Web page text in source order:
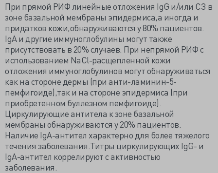
При прямой РИФ линейные отложения IgG и/или СЗ в
зоне базальной мембраны эпидермиса,а иногда и
придатков кожи,обнаруживаются у 80% пациентов.
IgA и другие иммуноглобулины могут также
присутствовать в 20% случаев. При непрямой РИФ с
использованием NaCl-расщепленной кожи
отложения иммуноглобулинов могут обнаруживаться
как на стороне дермы (при анти-ламинин-5-
пемфигоиде),так и на стороне эпидермиса (при
приобретенном буллезном пемфигоиде).
Циркулирующие антитела к зоне базальной
мембраны обнаруживаются у 20% пациентов.
Наличие IgA-антител характерно для более тяжелого
течения заболевания.Титры циркулирующих IgG- и
IgA-антител коррелируют с активностью
заболевания.